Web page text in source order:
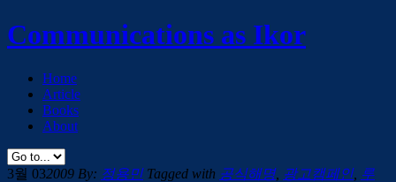
Communications as Ikor
Home
Article
Books
About
3월 032009 By: 정용민Tagged with 공식해명, 광고캠페인, 루